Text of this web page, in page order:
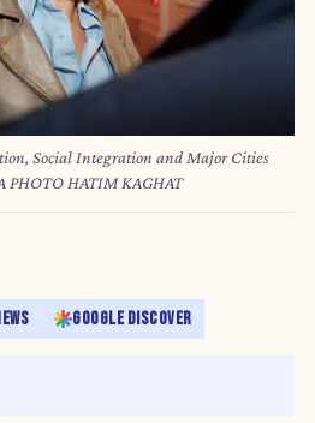
Social Integration and Major Cities
PHOTO HATIM KAGHAT
GOOGLE DISCOVER